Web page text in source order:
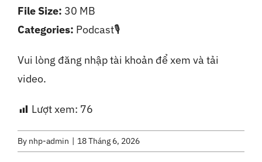
Vui lòng đăng nhập tài khoản để xem và tải
video.
Lượt xem: 76
File Size: 30 MB
Categories: Podcast🎙️
By nhp-admin 18 Tháng 6, 2026